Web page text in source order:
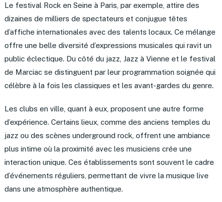
Le festival Rock en Seine à Paris, par exemple, attire des
dizaines de milliers de spectateurs et conjugue têtes
d’affiche internationales avec des talents locaux. Ce mélange
offre une belle diversité d’expressions musicales qui ravit un
public éclectique. Du côté du jazz, Jazz à Vienne et le festival
de Marciac se distinguent par leur programmation soignée qui
célèbre à la fois les classiques et les avant-gardes du genre.
Les clubs en ville, quant à eux, proposent une autre forme
d’expérience. Certains lieux, comme des anciens temples du
jazz ou des scènes underground rock, offrent une ambiance
plus intime où la proximité avec les musiciens crée une
interaction unique. Ces établissements sont souvent le cadre
d’événements réguliers, permettant de vivre la musique live
dans une atmosphère authentique.